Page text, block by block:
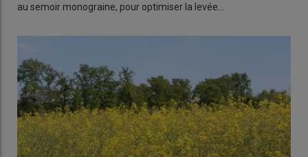
au semoir monograine, pour optimiser la levée…